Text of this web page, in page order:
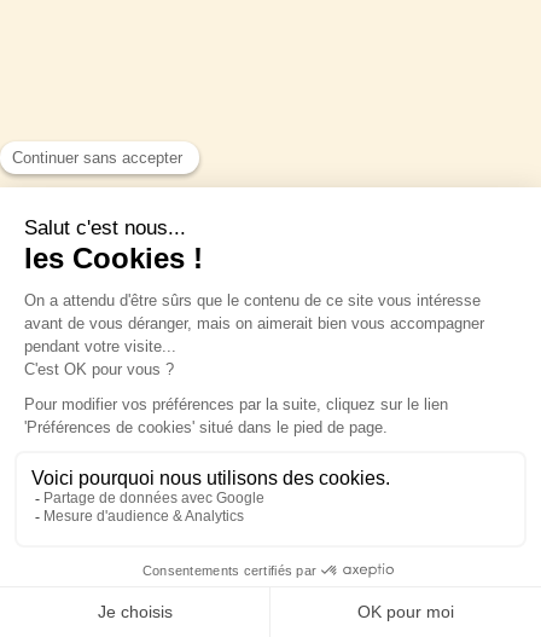
Slow Village Anduze: una insólita finca de
30 hectáreas en el departamento francés
de Gard.
Slow Village Anduze en el Gard le da la bienvenida
a una propiedad de 30 hectáreas entre 2 ríos
clasificados Natura 2000: los "Gardons". El entorno
gargantas del Gardon y paisajes impresionantes.